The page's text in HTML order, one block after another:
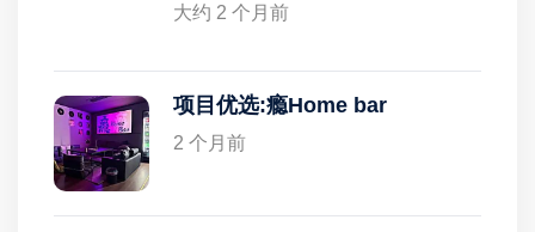
大约 2 个月前
项目优选:瘾Home bar
2 个月前